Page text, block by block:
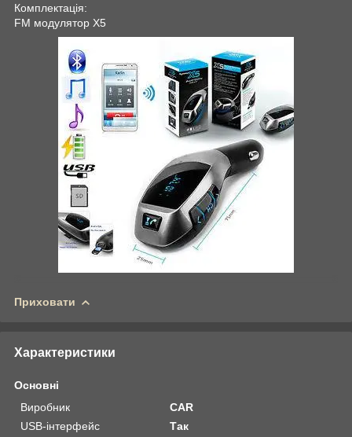
Комплектація:
FM модулятор X5
Приховати
Характеристики
Основні
Виробник
CAR
USB-інтерфейс
Так